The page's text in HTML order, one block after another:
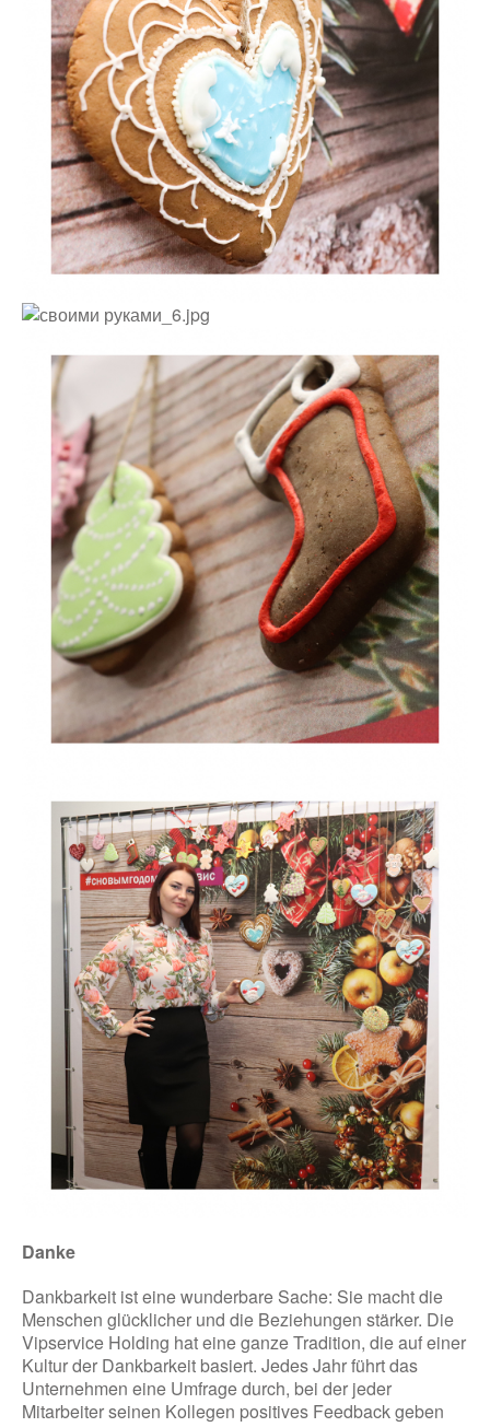
Danke
Dankbarkeit ist eine wunderbare Sache: Sie macht die
Menschen glücklicher und die Beziehungen stärker. Die
Vipservice Holding hat eine ganze Tradition, die auf einer
Kultur der Dankbarkeit basiert. Jedes Jahr führt das
Unternehmen eine Umfrage durch, bei der jeder
Mitarbeiter seinen Kollegen positives Feedback geben